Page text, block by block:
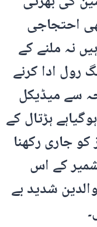
احتجاجی
نہ ملنے کے
رول ادا کرنے
سے میڈیکل
ہڑتال کے
جاری رکھنا
کے اس
شدید بے